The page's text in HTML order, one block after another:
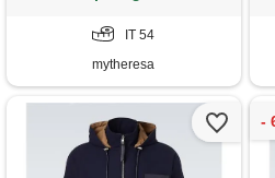
IT 54
mytheresa